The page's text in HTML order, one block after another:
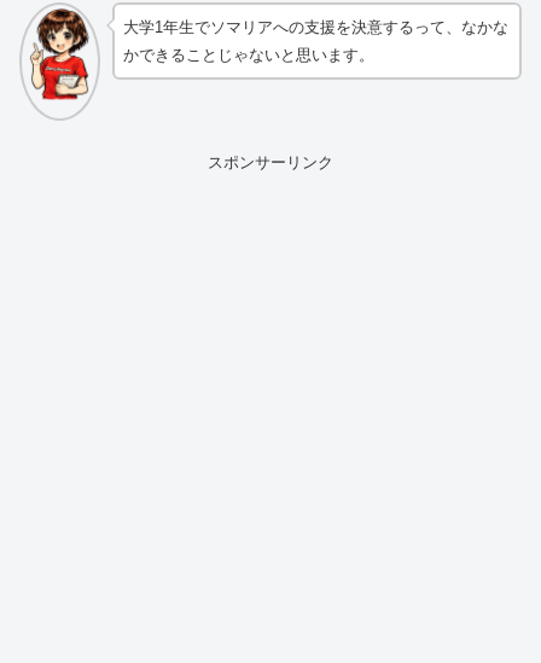
大学1年生でソマリアへの支援を決意するって、なかな
かできることじゃないと思います。
スポンサーリンク